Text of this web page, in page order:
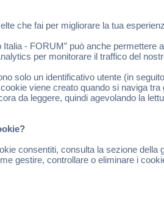
che fai per migliorare la tua
Italia - FORUM” può anche
per monitorare il traffico del
solo un identificativo utente (in
viene creato quando si naviga
da leggere, quindi agevolando la
consentiti, consulta la sezione
gestire, controllare o eliminare i